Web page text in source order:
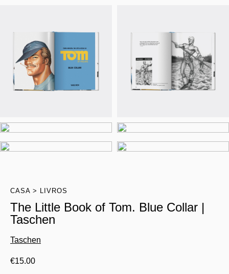
CASA LIVROS
The Little Book of Tom. Blue Collar |
Taschen
Taschen
€15.00